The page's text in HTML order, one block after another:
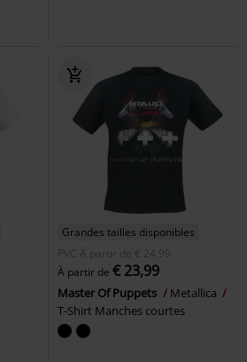
Grandes tailles disponibles
PVC
À partir de € 24,99
À partir de € 23,99
Master Of Puppets
Metallica
T-Shirt Manches courtes